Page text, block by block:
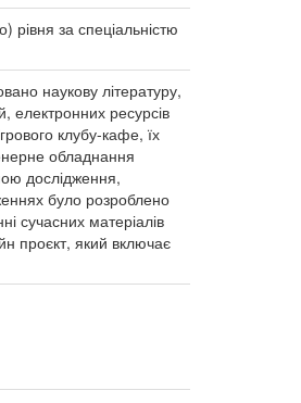
рівня за спеціальністю
наукову літературу,
електронних ресурсів
клубу-кафе, їх
обладнання
дослідження,
було розроблено
сучасних матеріалів
проєкт, який включає